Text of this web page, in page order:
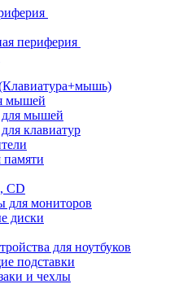
периферия
мышей
для мышей
клавиатур
CD
для мониторов
диски
для ноутбуков
подставки
и чехлы